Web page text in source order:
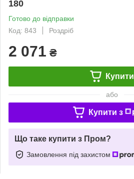
180
Готово до відправки
Код: 843
Роздріб
2 071 ₴
Купити
або
Купити з
Що таке купити з Пром?
Замовлення під захистом